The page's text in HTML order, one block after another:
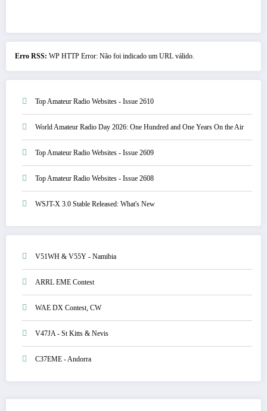
Erro RSS: WP HTTP Error: Não foi indicado um URL válido.
Top Amateur Radio Websites - Issue 2610
World Amateur Radio Day 2026: One Hundred and One Years On the Air
Top Amateur Radio Websites - Issue 2609
Top Amateur Radio Websites - Issue 2608
WSJT-X 3.0 Stable Released: What's New
V51WH & V55Y - Namibia
ARRL EME Contest
WAE DX Contest, CW
V47JA - St Kitts & Nevis
C37EME - Andorra